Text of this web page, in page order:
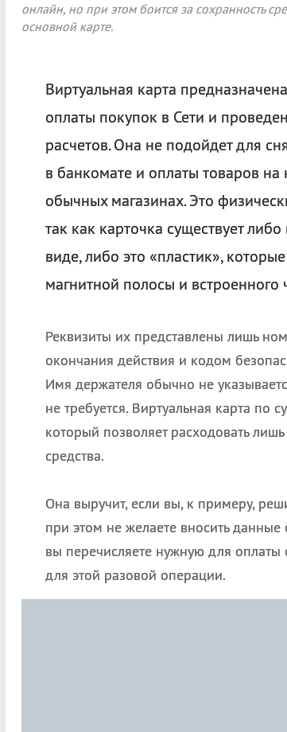
онлайн, но при этом боится за сохранность
основной карте.
Виртуальная карта
оплаты покупок в Сети и
расчетов. Она не подойдет для
в банкомате и оплаты товаров на
обычных магазинах. Это
так как карточка существует
виде, либо это «пластик»,
магнитной полосы и встроенного
Реквизиты их представлены лишь
окончания действия и кодом
Имя держателя обычно не
не требуется. Виртуальная карта по
который позволяет расходовать
средства.
Она выручит, если вы, к примеру,
при этом не желаете вносить
вы перечисляете нужную для оплаты
для этой разовой операции.